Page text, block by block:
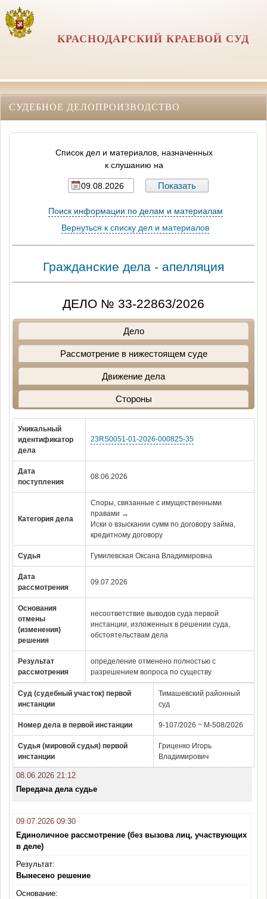
КРАСНОДАРСКИЙ КРАЕВОЙ СУД
СУДЕБНОЕ ДЕЛОПРОИЗВОДСТВО
Список дел и материалов, назначенных
к слушанию на
Поиск информации по делам и материалам
Вернуться к списку дел и материалов
Гражданские дела - апелляция
ДЕЛО № 33-22863/2026
Дело
Рассмотрение в нижестоящем суде
Движение дела
Стороны
Уникальный
идентификатор
дела
23RS0051-01-2026-000825-35
Дата
поступления
08.06.2026
Категория дела
Споры, связанные с имущественными
правами →
Иски о взыскании сумм по договору займа,
кредитному договору
Судья Гумилевская Оксана Владимировна
Дата
рассмотрения
09.07.2026
Основания
отмены
(изменения)
решения
несоответствие выводов суда первой
инстанции, изложенных в решении суда,
обстоятельствам дела
Результат
рассмотрения
определение отменено полностью с
разрешением вопроса по существу
Суд (судебный участок) первой
инстанции
Тимашевский районный
суд
Номер дела в первой инстанции 9-107/2026 ~ М-508/2026
Судья (мировой судья) первой
инстанции
Гриценко Игорь
Владимирович
08.06.2026 21:12
Передача дела судье
09.07.2026 09:30
Единоличное рассмотрение (без вызова лиц, участвующих
в деле)
Результат:
Вынесено решение
Основание: